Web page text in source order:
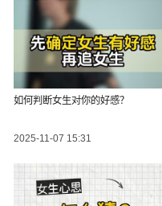
如何判断女生对你的好感？
2025-11-07 15:31